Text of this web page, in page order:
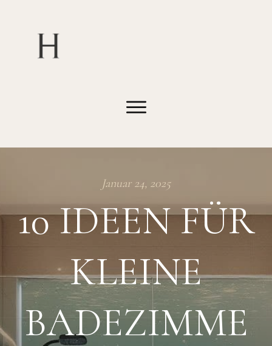
Januar 24, 2025
10 IDEEN FÜR
KLEINE
BADEZIMME